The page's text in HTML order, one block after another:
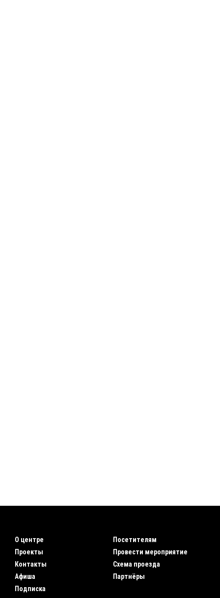
О центре
Проекты
Контакты
Афиша
Подписка
Посетителям
Провести мероприятие
Схема проезда
Партнёры